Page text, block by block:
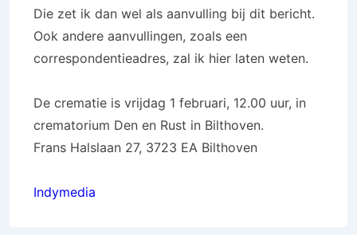
Die zet ik dan wel als aanvulling bij dit bericht.
Ook andere aanvullingen, zoals een
correspondentieadres, zal ik hier laten weten.
De crematie is vrijdag 1 februari, 12.00 uur, in
crematorium Den en Rust in Bilthoven.
Frans Halslaan 27, 3723 EA Bilthoven
Indymedia